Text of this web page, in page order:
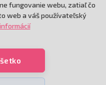
s r.o.
6433/115
fungovanie webu, zatiaľ čo
web a váš používateľský